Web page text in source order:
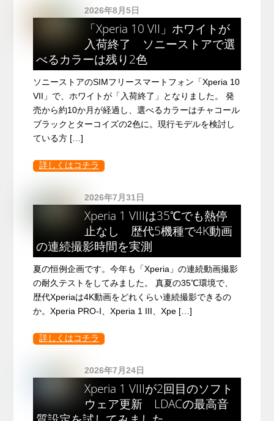
2026年8月5日
「Xperia 10 VII」ホワイトが
入荷終了 ソニーストアで選
べるカラーは残り2色
ソニーストアのSIMフリースマートフォン「Xperia 10
VII」で、ホワイトが「入荷終了」となりました。 発
売から約10か月が経過し、選べるカラーはチャコール
ブラックとターコイズの2色に。現行モデルを検討し
ている方 […]
詳しくはコチラ
2026年7月31日
Xperia 1 VIIIは35℃でも熱停
止なし 歴代5機種で4K動画
の連続撮影時間を実測
夏の恒例企画です。今年も「Xperia」の連続動画撮影
の耐久テストをしてみました。 真夏の35℃環境で、
歴代Xperiaは4K動画をどれくらい連続撮影できるの
か。Xperia PRO-I、Xperia 1 III、Xpe […]
詳しくはコチラ
2026年7月24日
Xperia 1 VIIIが2回目のソフト
ウェア更新 LDACの最高音